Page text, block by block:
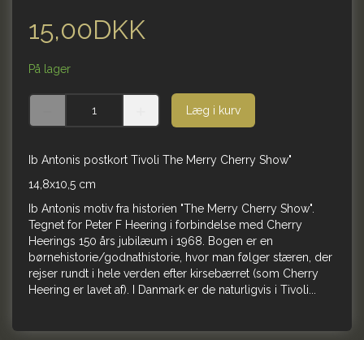
15,00DKK
På lager
Læg i kurv
Ib Antonis postkort Tivoli The Merry Cherry Show"
14,8x10,5 cm
Ib Antonis motiv fra historien "The Merry Cherry Show".
Tegnet for Peter F Heering i forbindelse med Cherry
Heerings 150 års jubilæum i 1968. Bogen er en
børnehistorie/godnathistorie, hvor man følger stæren, der
rejser rundt i hele verden efter kirsebærret (som Cherry
Heering er lavet af). I Danmark er de naturligvis i Tivoli...